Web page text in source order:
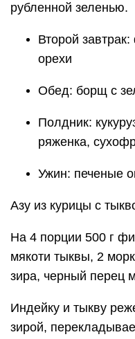
рубленной зеленью.
Второй завтрак:
орехи
Обед: борщ с
Полдник:
ряженка,
Ужин: печеные
Азу из курицы с
На 4 порции 500 г
мякоти тыквы, 2
зира, черный перец
Индейку и тыкву
зирой,